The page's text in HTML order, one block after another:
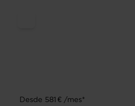
Desde 581 € /mes*